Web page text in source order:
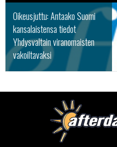
Oikeusjuttu: Antaako Suomi
kansalaistensa tiedot
Yhdysvaltain viranomaisten
vakoiltavaksi